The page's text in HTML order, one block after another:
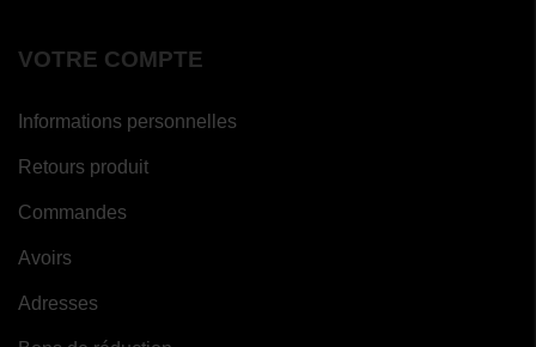
VOTRE COMPTE
Informations personnelles
Retours produit
Commandes
Avoirs
Adresses